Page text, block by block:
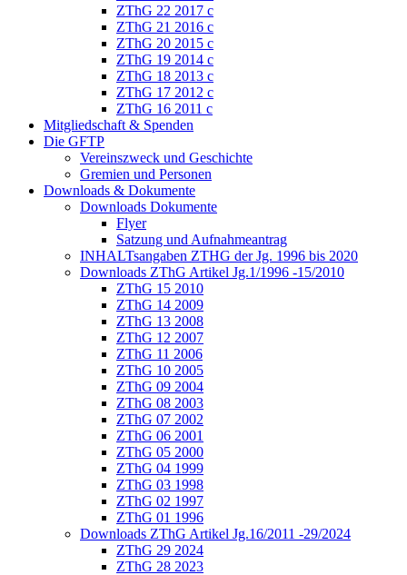
ZThG 22 2017 c
ZThG 21 2016 c
ZThG 20 2015 c
ZThG 19 2014 c
ZThG 18 2013 c
ZThG 17 2012 c
ZThG 16 2011 c
Mitgliedschaft & Spenden
Die GFTP
Vereinszweck und Geschichte
Gremien und Personen
Downloads & Dokumente
Downloads Dokumente
Flyer
Satzung und Aufnahmeantrag
INHALTsangaben ZTHG der Jg. 1996 bis 2020
Downloads ZThG Artikel Jg.1/1996 -15/2010
ZThG 15 2010
ZThG 14 2009
ZThG 13 2008
ZThG 12 2007
ZThG 11 2006
ZThG 10 2005
ZThG 09 2004
ZThG 08 2003
ZThG 07 2002
ZThG 06 2001
ZThG 05 2000
ZThG 04 1999
ZThG 03 1998
ZThG 02 1997
ZThG 01 1996
Downloads ZThG Artikel Jg.16/2011 -29/2024
ZThG 29 2024
ZThG 28 2023